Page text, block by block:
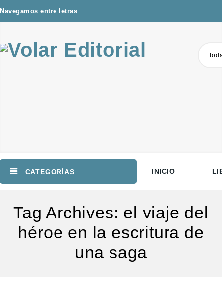
Navegamos entre letras
CATEGORÍAS INICIO
Tag Archives: el viaje del
héroe en la escritura de
una saga